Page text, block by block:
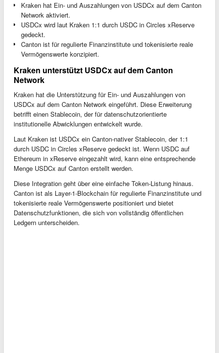
Kraken hat Ein- und Auszahlungen von USDCx auf dem Canton
Network aktiviert.
USDCx wird laut Kraken 1:1 durch USDC in Circles xReserve
gedeckt.
Canton ist für regulierte Finanzinstitute und tokenisierte reale
Vermögenswerte konzipiert.
Kraken unterstützt USDCx auf dem Canton
Network
Kraken hat die Unterstützung für Ein- und Auszahlungen von
USDCx auf dem Canton Network eingeführt. Diese Erweiterung
betrifft einen Stablecoin, der für datenschutzorientierte
institutionelle Abwicklungen entwickelt wurde.
Laut Kraken ist USDCx ein Canton-nativer Stablecoin, der 1:1
durch USDC in Circles xReserve gedeckt ist. Wenn USDC auf
Ethereum in xReserve eingezahlt wird, kann eine entsprechende
Menge USDCx auf Canton erstellt werden.
Diese Integration geht über eine einfache Token-Listung hinaus.
Canton ist als Layer-1-Blockchain für regulierte Finanzinstitute und
tokenisierte reale Vermögenswerte positioniert und bietet
Datenschutzfunktionen, die sich von vollständig öffentlichen
Ledgern unterscheiden.